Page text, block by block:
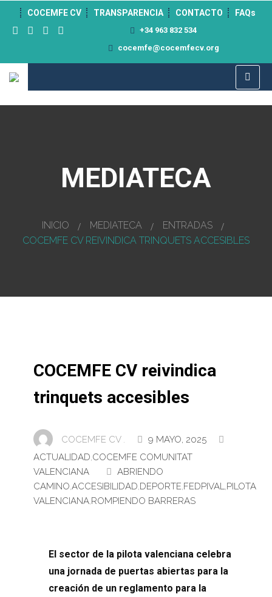
COCEMFE CV TRANSPARENCIA CONTACTO FAQs
+34 963 832 534
cocemfe@cocemfecv.org
MEDIATECA
INICIO MEDIATECA
ENTRADAS
COCEMFE CV REIVINDICA TRINQUETS ACCESIBLES
COCEMFE CV reivindica
trinquets accesibles
COCEMFE CV .
9 MAYO, 2025
ACTUALIDAD,COCEMFE COMUNITAT
VALENCIANA
ABRIENDO
CAMINO,ACCESIBILIDAD,DEPORTE,FEDPIVAL,PILOTA
VALENCIANA,ROMPIENDO BARRERAS
El sector de la pilota valenciana celebra
una jornada de puertas abiertas para la
creación de un reglamento para la